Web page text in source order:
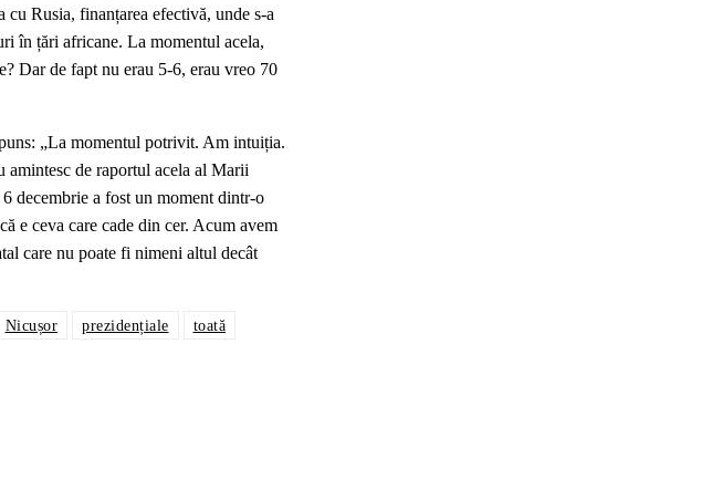
cu Rusia, finanțarea efectivă, unde s-a
în țări africane. La momentul acela,
Dar de fapt nu erau 5-6, erau vreo 70
„La momentul potrivit. Am intuiția.
amintesc de raportul acela al Marii
decembrie a fost un moment dintr-o
e ceva care cade din cer. Acum avem
care nu poate fi nimeni altul decât
Nicușor prezidențiale toată